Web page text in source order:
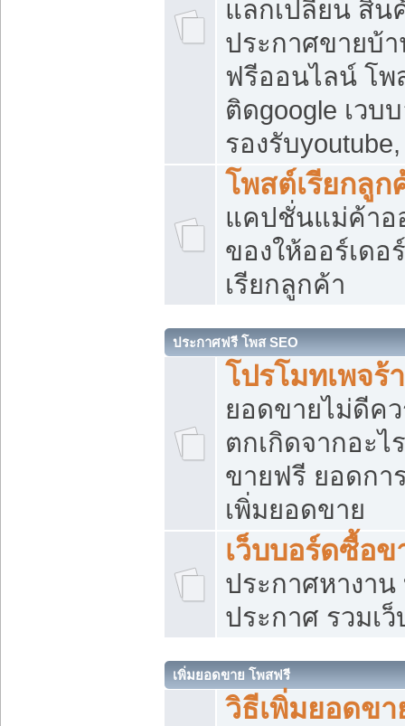
แลกเปลี่ยน สิน
ประกาศขายบ้
ฟรีออนไลน์ โพ
ติดgoogle เวบ
รองรับ
โพสต์เรียกลูก
แคปชั่นแม่ค้าอ
ของให้ออร์เดอ
เรียกลูกค้า
ประกาศฟรี โพส SEO
โปรโมทเพจร้
ยอดขายไม่ดีค
ตกเกิดจากอะไ
ขายฟรี ยอดกา
เพิ่มยอดขาย
เว็บบอร์ดซื้อข
ประกาศหางาน
ประกาศ รวมเ
เพิ่มยอดขาย โพสฟรี
วิธีเพิ่มยอดข